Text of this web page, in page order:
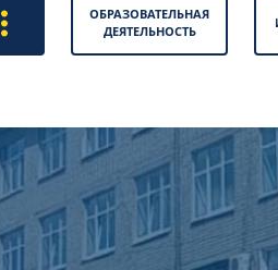
ОБРАЗОВАТЕЛЬНАЯ
ДЕЯТЕЛЬНОСТЬ